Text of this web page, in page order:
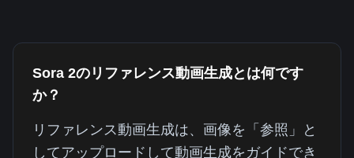
Sora 2のリファレンス動画生成とは何です
か？
リファレンス動画生成は、画像を「参照」と
してアップロードして動画生成をガイドでき